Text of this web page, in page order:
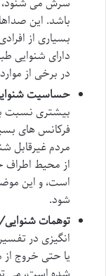
سرش می شنود،
باشد. این
بسیاری از
دارای شنوایی
در برخی از
حساسیت
بیشتری نسبت
فرکانس های
مردم غیرقابل
از محیط
است، و این
شود.
توهمات شنوایی/
انگیزی در
یا حتی خروج